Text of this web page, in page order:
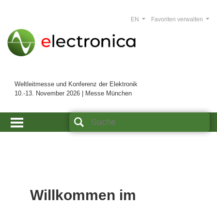
Weltleitmesse und Konferenz der Elektronik
10.-13. November 2026 | Messe München
Favoriten verwalten
EN
Willkommen im